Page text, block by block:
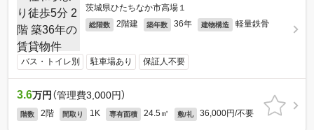
茨城県ひたちなか市高場１
総階数 2階建 築年数 36年 建物構造 軽量鉄骨
バス・トイレ別 駐車場あり 保証人不要
3.6万円 （管理費3,000円）
階数 2階 間取り 1K 専有面積 24.5㎡ 敷/礼 36,000円/不要